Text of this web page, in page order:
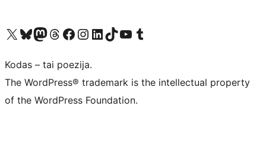
Visit our X (formerly Twitter) account
Apsilankykite mūsų Bluesky paskyroje
Visit our Mastodon account
Apsilankykite mūsų Threads paskyroje
Visit our Facebook page
Visit our Instagram account
Visit our LinkedIn account
Apsilankykite mūsų TikTok paskyroje
Visit our YouTube channel
Apsilankykite mūsų Tumblr paskyroje
Kodas – tai poezija.
The WordPress® trademark is the intellectual property
of the WordPress Foundation.